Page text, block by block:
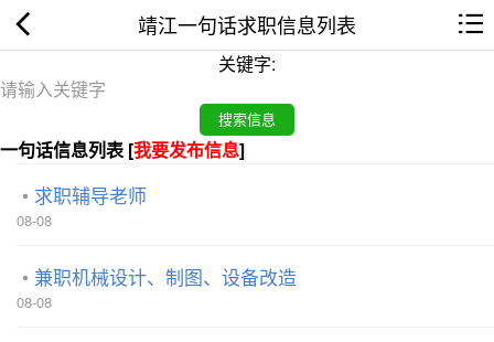
靖江一句话求职信息列表
关键字:
一句话信息列表 [我要发布信息]
求职辅导老师
08-08
兼职机械设计、制图、设备改造
08-08